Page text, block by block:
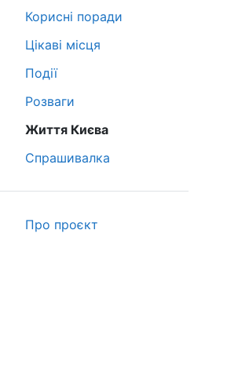
Корисні поради
Цікаві місця
Події
Розваги
Життя Києва
Спрашивалка
Про проєкт